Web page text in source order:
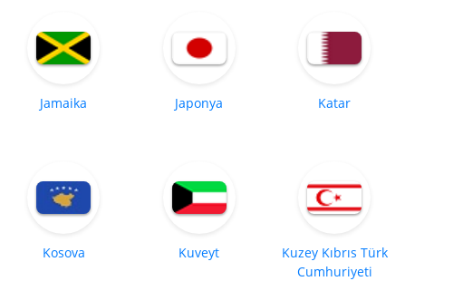
Jamaika Japonya Katar
Kosova Kuveyt
Kuzey Kıbrıs Türk
Cumhuriyeti